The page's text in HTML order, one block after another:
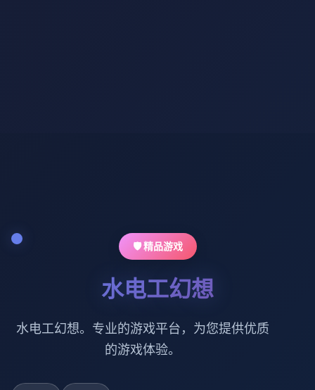
🛡️ 精品游戏
水电工幻想
水电工幻想。专业的游戏平台，为您提供优质
的游戏体验。